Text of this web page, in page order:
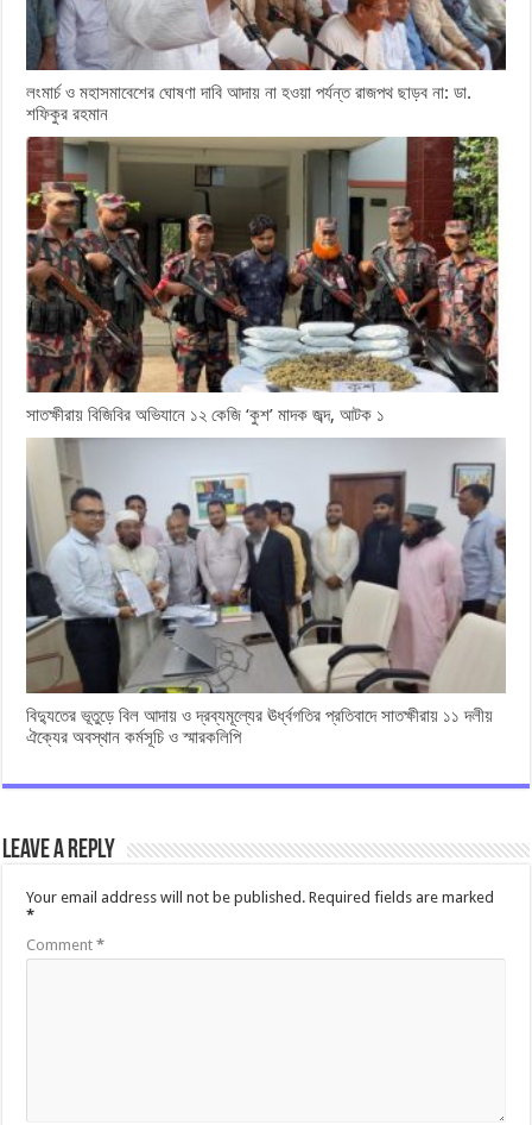
লংমার্চ ও মহাসমাবেশের ঘোষণা দাবি আদায় না হওয়া পর্যন্ত রাজপথ ছাড়ব না: ডা.
শফিকুর রহমান
সাতক্ষীরায় বিজিবির অভিযানে ১২ কেজি ‘কুশ’ মাদক জব্দ, আটক ১
বিদ্যুতের ভূতুড়ে বিল আদায় ও দ্রব্যমূল্যের ঊর্ধ্বগতির প্রতিবাদে সাতক্ষীরায় ১১ দলীয়
ঐক্যের অবস্থান কর্মসূচি ও স্মারকলিপি
Leave a Reply
Your email address will not be published. Required fields are marked
*
Comment*